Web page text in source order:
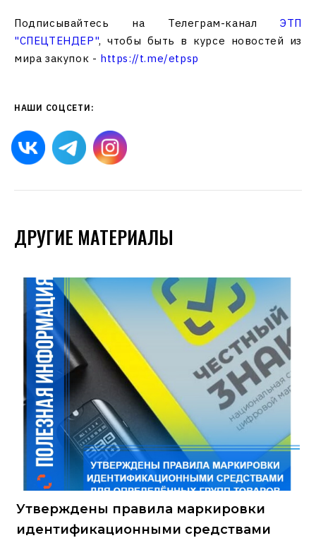
Подписывайтесь на Телеграм-каналЭТП
"СПЕЦТЕНДЕР", чтобы быть в курсе новостей из
мира закупок - https://t.me/etpsp
НАШИ СОЦСЕТИ:
ДРУГИЕ МАТЕРИАЛЫ
Утверждены правила маркировки
идентификационными средствами